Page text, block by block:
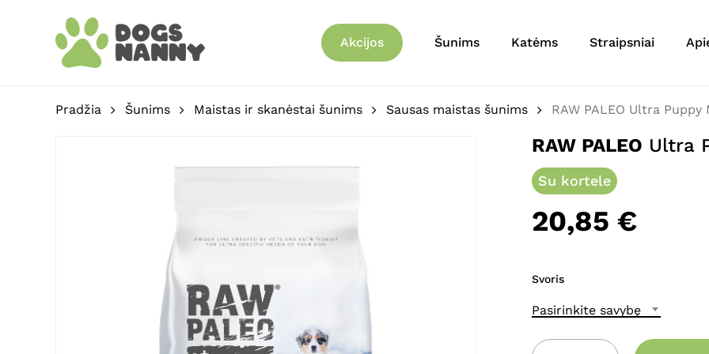
Akcijos Šunims Katėms Straipsniai
Pradžia Šunims Maistas ir skanėstai šunims Sausas maistas šunims RAW PALEO Ultra
RAW PALEO Ultra
Su kortele
20,85 €
Svoris
Pasirinkite savybę
Būkite pirmas aprašęs
Jūsų atsiliepimas